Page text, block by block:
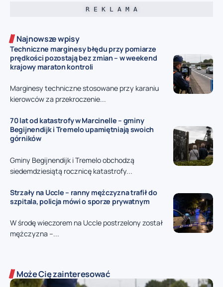
R E K L A M A
Najnowsze wpisy
Techniczne marginesy błędu przy pomiarze
prędkości pozostają bez zmian – w weekend
krajowy maraton kontroli
Marginesy techniczne stosowane przy karaniu
kierowców za przekroczenie...
70 lat od katastrofy w Marcinelle – gminy
Begijnendijk i Tremelo upamiętniają swoich
górników
Gminy Begijnendijk i Tremelo obchodzą
siedemdziesiątą rocznicę katastrofy...
Strzały na Uccle – ranny mężczyzna trafił do
szpitala, policja mówi o sporze prywatnym
W środę wieczorem na Uccle postrzelony został
mężczyzna –...
Może Cię zainteresować